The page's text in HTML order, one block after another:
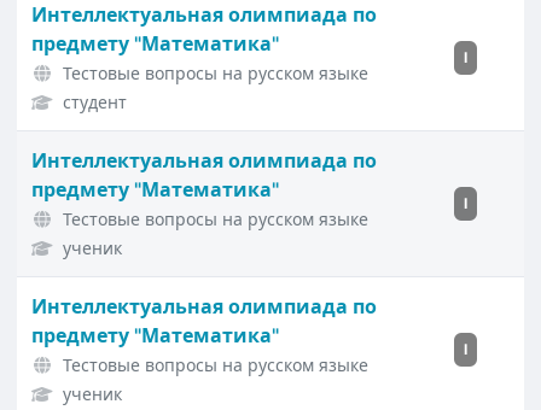
Интеллектуальная олимпиада по
предмету "Математика"
Тестовые вопросы на русском языке
студент
I
Интеллектуальная олимпиада по
предмету "Математика"
Тестовые вопросы на русском языке
ученик
I
Интеллектуальная олимпиада по
предмету "Математика"
Тестовые вопросы на русском языке
ученик
I